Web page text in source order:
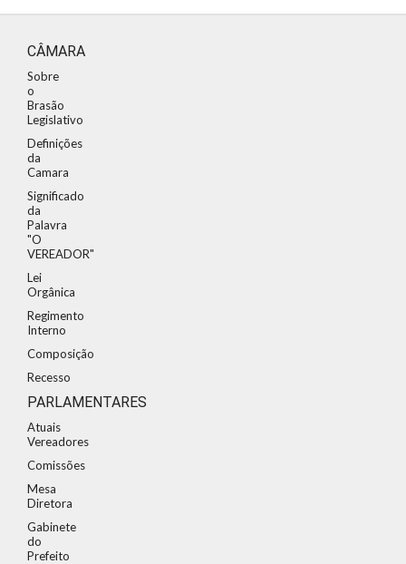
CÂMARA
Sobre
o
Brasão
Legislativo
Definições
da
Camara
Significado
da
Palavra
"O
VEREADOR"
Lei
Orgânica
Regimento
Interno
Composição
Recesso
PARLAMENTARES
Atuais
Vereadores
Comissões
Mesa
Diretora
Gabinete
do
Prefeito